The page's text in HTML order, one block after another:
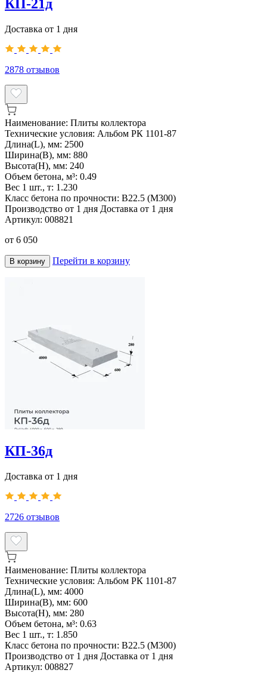
КП-21д
Доставка от 1 дня
2878 отзывов
Наименование: Плиты коллектора
Технические условия: Альбом РК 1101-87
Длина(L), мм: 2500
Ширина(B), мм: 880
Высота(H), мм: 240
Объем бетона, м³: 0.49
Вес 1 шт., т: 1.230
Класс бетона по прочности: В22.5 (М300)
Производство от 1 дня Доставка от 1 дня
Артикул: 008821
от 6 050
В корзину Перейти в корзину
КП-36д
Доставка от 1 дня
2726 отзывов
Наименование: Плиты коллектора
Технические условия: Альбом РК 1101-87
Длина(L), мм: 4000
Ширина(B), мм: 600
Высота(H), мм: 280
Объем бетона, м³: 0.63
Вес 1 шт., т: 1.850
Класс бетона по прочности: В22.5 (М300)
Производство от 1 дня Доставка от 1 дня
Артикул: 008827